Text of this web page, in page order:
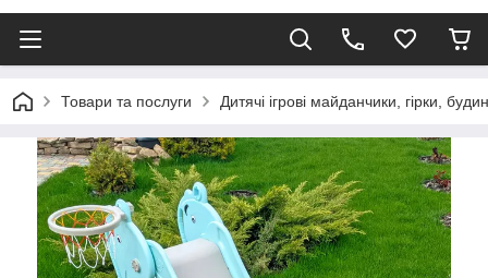
Товари та послуги Дитячі ігрові майданчики, гірки,